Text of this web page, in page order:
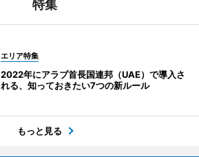
特集
エリア特集
2022年にアラブ首長国連邦（UAE）で導入さ
れる、知っておきたい7つの新ルール
もっと見る